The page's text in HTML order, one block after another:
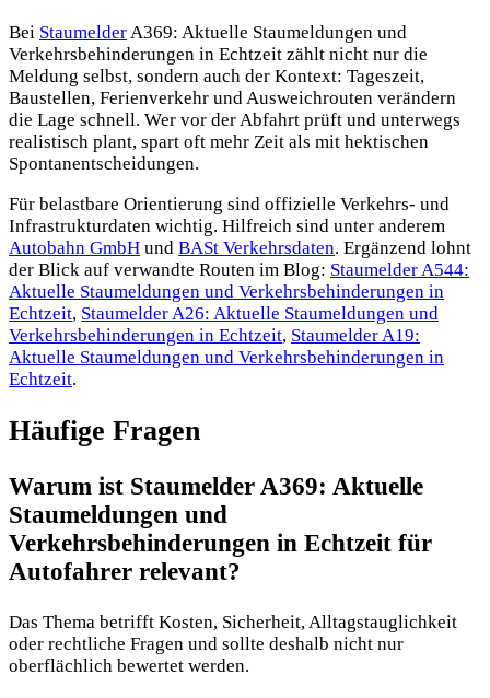
Bei StaumelderA369: Aktuelle Staumeldungen und
Verkehrsbehinderungen in Echtzeit zählt nicht nur die
Meldung selbst, sondern auch der Kontext: Tageszeit,
Baustellen, Ferienverkehr und Ausweichrouten verändern
die Lage schnell. Wer vor der Abfahrt prüft und unterwegs
realistisch plant, spart oft mehr Zeit als mit hektischen
Spontanentscheidungen.
Für belastbare Orientierung sind offizielle Verkehrs- und
Infrastrukturdaten wichtig. Hilfreich sind unter anderem
Autobahn GmbH und BASt Verkehrsdaten. Ergänzend lohnt
der Blick auf verwandte Routen im Blog: Staumelder A544:
Aktuelle Staumeldungen und Verkehrsbehinderungen in
Echtzeit, Staumelder A26: Aktuelle Staumeldungen und
Verkehrsbehinderungen in Echtzeit, Staumelder A19:
Aktuelle Staumeldungen und Verkehrsbehinderungen in
Echtzeit.
Häufige Fragen
Warum ist Staumelder A369: Aktuelle
Staumeldungen und
Verkehrsbehinderungen in Echtzeit für
Autofahrer relevant?
Das Thema betrifft Kosten, Sicherheit, Alltagstauglichkeit
oder rechtliche Fragen und sollte deshalb nicht nur
oberflächlich bewertet werden.